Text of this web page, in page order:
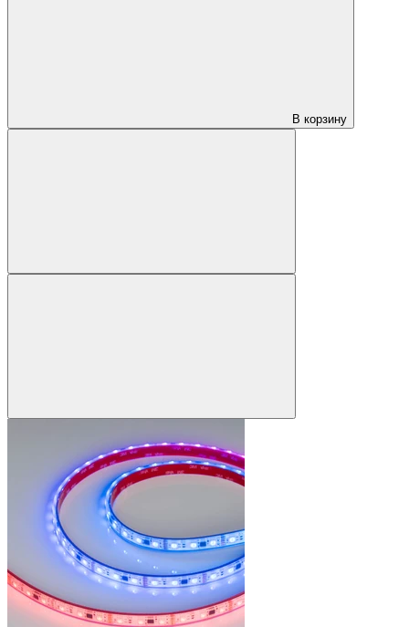
В корзину